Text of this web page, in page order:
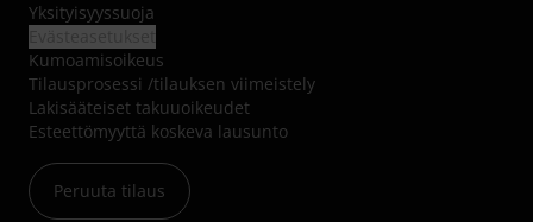
Yksityisyyssuoja
Kumoamisoikeus
Tilausprosessi /tilauksen viimeistely
Lakisääteiset takuuoikeudet
Esteettömyyttä koskeva lausunto
Peruuta tilaus